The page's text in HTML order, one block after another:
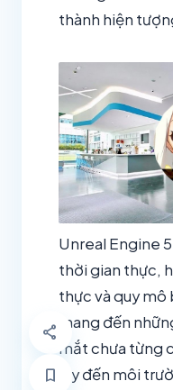
share
bookmark
thành hiện
Unreal Engine
thời gian thực,
thực và quy mô
mang đến
mắt chưa từng
lẫy đến môi